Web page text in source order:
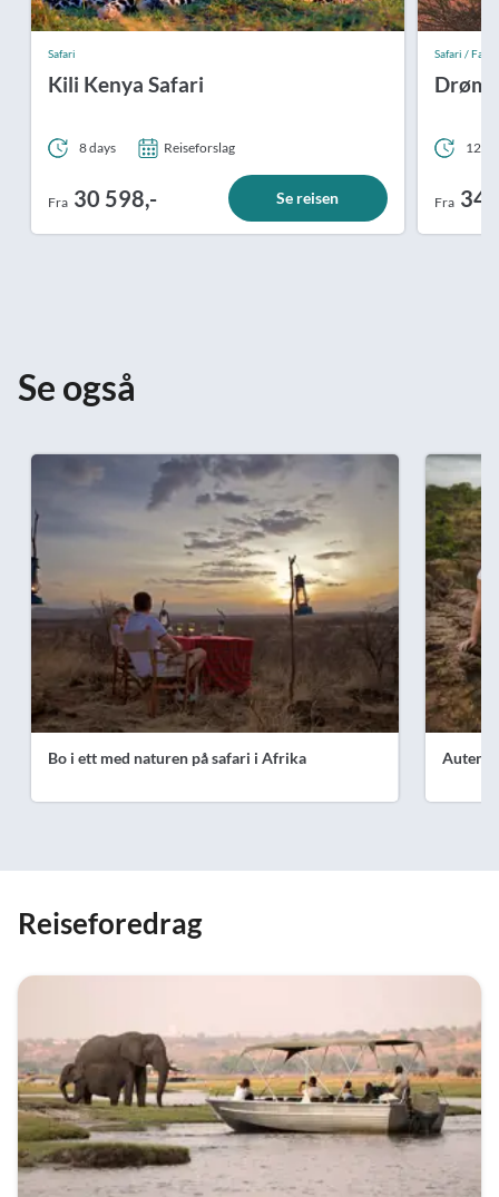
Safari
Kili Kenya Safari
8 days Reiseforslag
Fra 30 598,- Se reisen
Safari / Fast
12
Fra 34
Se også
Bo i ett med naturen på safari i Afrika
Reiseforedrag